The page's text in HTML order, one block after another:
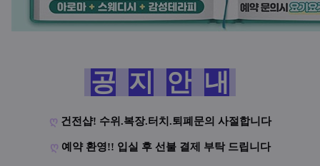
공 지 안 내
ღ 건전샵! 수위.복장.터치.퇴폐문의 사절합니다
ღ 예약 환영!! 입실 후 선불 결제 부탁 드립니다